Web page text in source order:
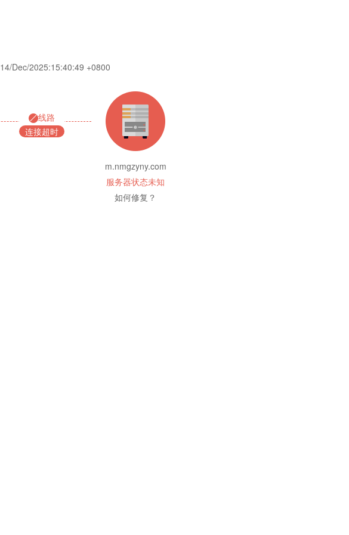
14/Dec/2025:15:40:49 +0800
线路
连接超时
m.nmgzyny.com
服务器状态未知
如何修复？